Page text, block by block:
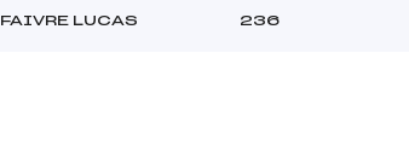
FAIVRE LUCAS 236